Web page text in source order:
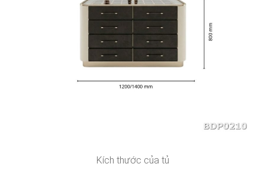
Kích thước của tủ